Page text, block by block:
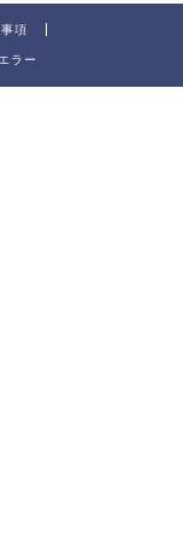
項
ラー